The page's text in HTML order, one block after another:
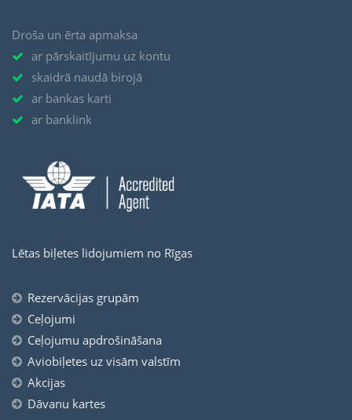
Droša un ērta apmaksa
ar pārskaitījumu uz kontu
skaidrā naudā birojā
ar bankas karti
ar banklink
Lētas biļetes lidojumiem no Rīgas
Rezervācijas grupām
Ceļojumi
Ceļojumu apdrošināšana
Aviobiļetes uz visām valstīm
Akcijas
Dāvanu kartes